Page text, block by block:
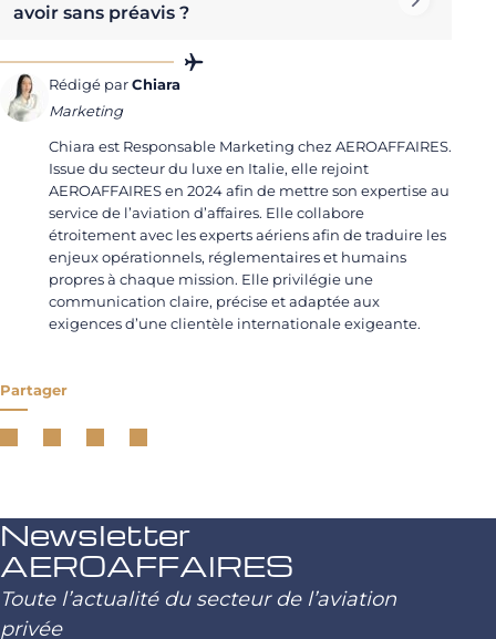
avoir sans préavis ?
Rédigé parChiara
Marketing
Chiara est Responsable Marketing chez AEROAFFAIRES.
Issue du secteur du luxe en Italie, elle rejoint
AEROAFFAIRES en 2024 afin de mettre son expertise au
service de l’aviation d’affaires. Elle collabore
étroitement avec les experts aériens afin de traduire les
enjeux opérationnels, réglementaires et humains
propres à chaque mission. Elle privilégie une
communication claire, précise et adaptée aux
exigences d’une clientèle internationale exigeante.
Partager
Newsletter
AEROAFFAIRES
Toute l’actualité du secteur de l’aviation
privée